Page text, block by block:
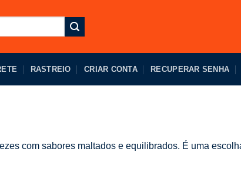
RASTREIO CRIAR CONTA RECUPERAR SENHA
com sabores maltados e equilibrados. É uma